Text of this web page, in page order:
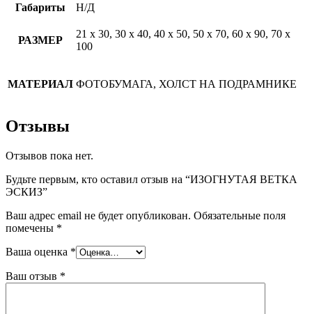
Габариты
Н/Д
РАЗМЕР
21 х 30, 30 х 40, 40 х 50, 50 х 70, 60 х 90, 70 х
100
МАТЕРИАЛ ФОТОБУМАГА, ХОЛСТ НА ПОДРАМНИКЕ
Отзывы
Отзывов пока нет.
Будьте первым, кто оставил отзыв на “ИЗОГНУТАЯ ВЕТКА
ЭСКИЗ”
Ваш адрес email не будет опубликован. Обязательные поля
помечены *
Ваша оценка *
Ваш отзыв *